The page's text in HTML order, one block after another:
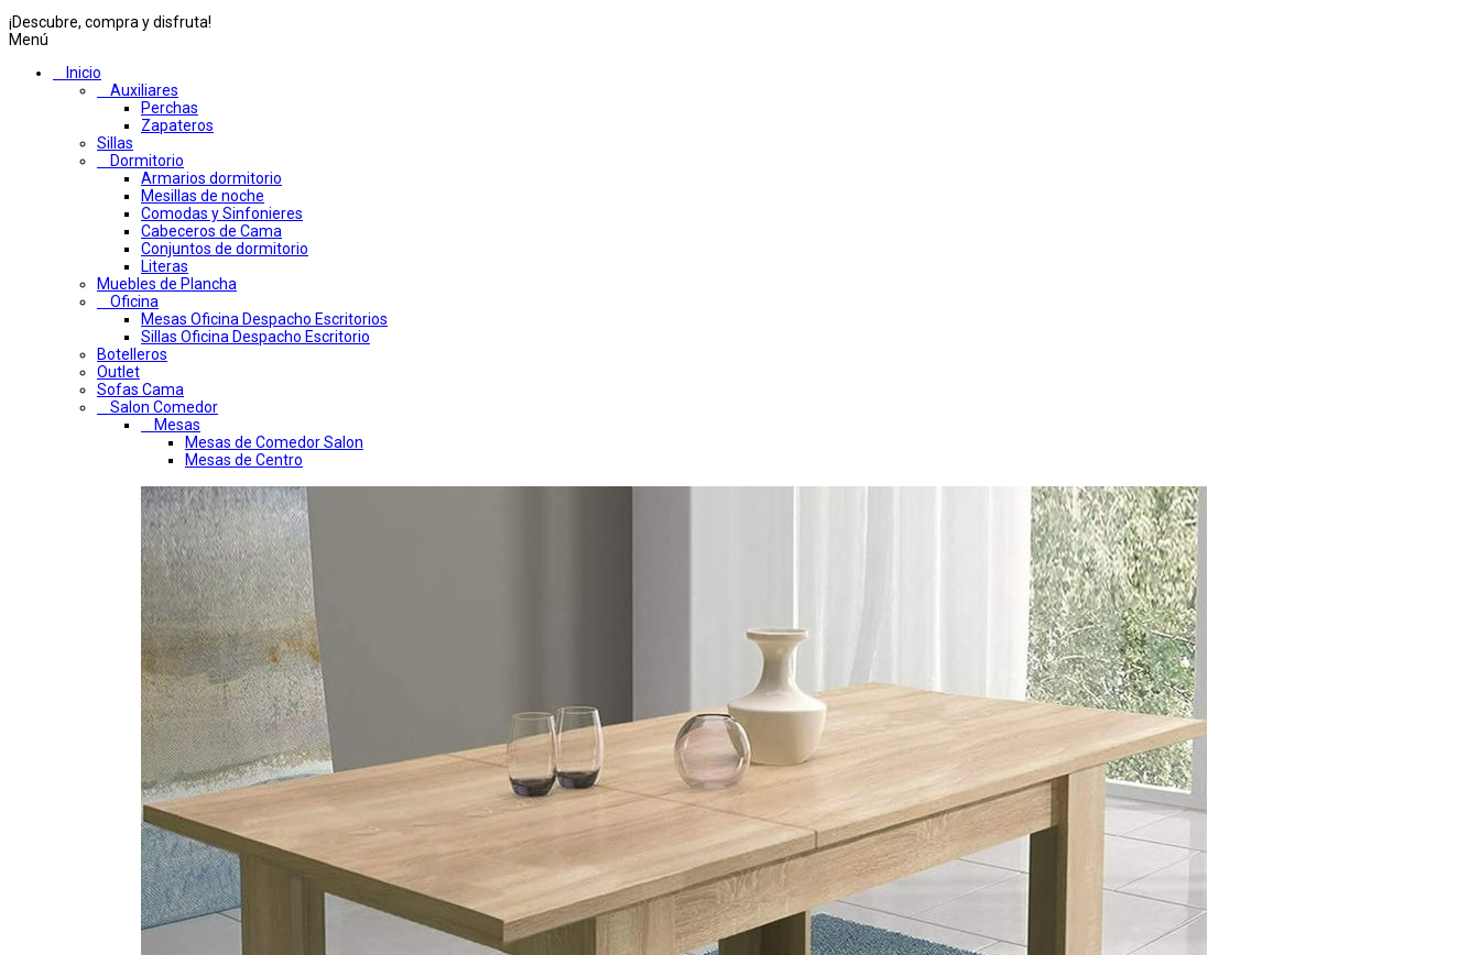
¡Descubre, compra y disfruta!
Menú
Inicio
Auxiliares
Perchas
Zapateros
Sillas
Dormitorio
Armarios dormitorio
Mesillas de noche
Comodas y Sinfonieres
Cabeceros de Cama
Conjuntos de dormitorio
Literas
Muebles de Plancha
Oficina
Mesas Oficina Despacho Escritorios
Sillas Oficina Despacho Escritorio
Botelleros
Outlet
Sofas Cama
Salon Comedor
Mesas
Mesas de Comedor Salon
Mesas de Centro